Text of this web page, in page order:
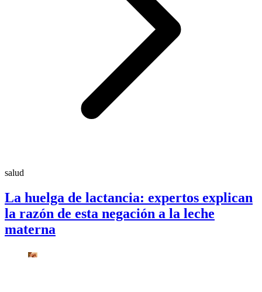
salud
La huelga de lactancia: expertos explican
la razón de esta negación a la leche
materna